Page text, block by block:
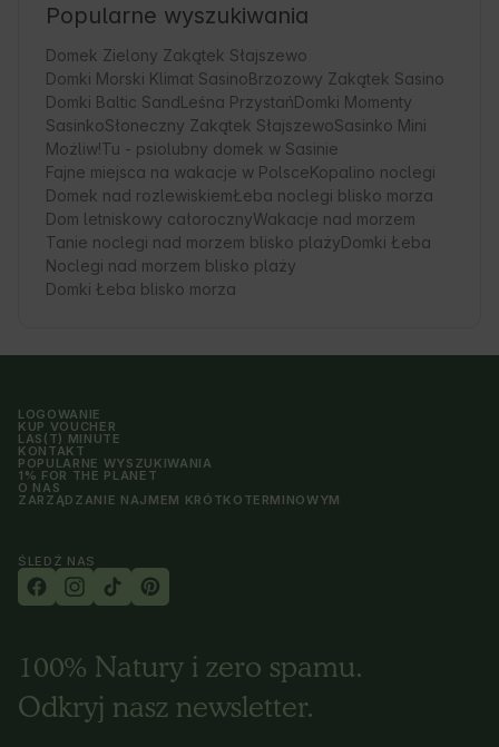
Popularne wyszukiwania
Domek Zielony Zakątek Słajszewo
Domki Morski Klimat SasinoBrzozowy Zakątek Sasino
Domki Baltic SandLeśna PrzystańDomki Momenty
SasinkoSłoneczny Zakątek SłajszewoSasinko Mini
Możliw!Tu - psiolubny domek w Sasinie
Fajne miejsca na wakacje w PolsceKopalino noclegi
Domek nad rozlewiskiemŁeba noclegi blisko morza
Dom letniskowy całorocznyWakacje nad morzem
Tanie noclegi nad morzem blisko plażyDomki Łeba
Noclegi nad morzem blisko plaży
Domki Łeba blisko morza
LOGOWANIE
KUP VOUCHER
LAS(T) MINUTE
KONTAKT
POPULARNE WYSZUKIWANIA
1% FOR THE PLANET
O NAS
ZARZĄDZANIE NAJMEM KRÓTKOTERMINOWYM
ŚLEDŹ NAS
100% Natury i zero spamu.
Odkryj nasz newsletter.